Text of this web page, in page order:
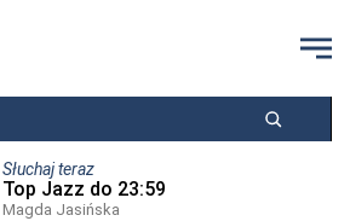
Słuchaj teraz
Top Jazz do 23:59
Magda Jasińska